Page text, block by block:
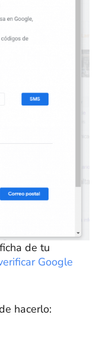
de tu
Google
hacerlo: